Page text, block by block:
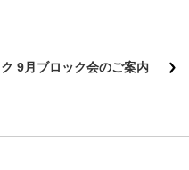
9月ブロック会のご案内